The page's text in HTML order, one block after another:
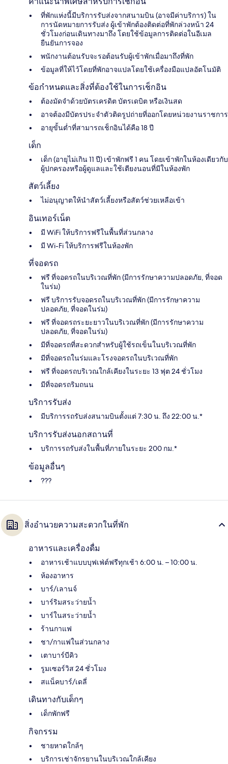
ที่พักแห่งนี้มีบริการรับส่งจากสนามบิน (อาจมีค่าบริการ) ใน
การนัดหมายการรับส่ง ผู้เข้าพักต้องติดต่อที่พักล่วงหน้า 24
ชั่วโมงก่อนเดินทางมาถึง โดยใช้ข้อมูลการติดต่อในอีเมล
ยืนยันการจอง
พนักงานต้อนรับจะรอต้อนรับผู้เข้าพักเมื่อมาถึงที่พัก
ข้อมูลที่ให้ไว้โดยที่พักอาจแปลโดยใช้เครื่องมือแปลอัตโนมัติ
ข้อกำหนดและสิ่งที่ต้องใช้ในการเช็กอิน
ต้องมัดจำด้วยบัตรเครดิต บัตรเดบิต หรือเงินสด
อาจต้องมีบัตรประจำตัวติดรูปถ่ายที่ออกโดยหน่วยงานราชการ
อายุขั้นต่ำที่สามารถเช็กอินได้คือ 18 ปี
เด็ก
เด็ก (อายุไม่เกิน 11 ปี) เข้าพักฟรี 1 คน โดยเข้าพักในห้องเดียวกับ
ผู้ปกครองหรือผู้ดูแลและใช้เตียงนอนที่มีในห้องพัก
สัตว์เลี้ยง
ไม่อนุญาตให้นำสัตว์เลี้ยงหรือสัตว์ช่วยเหลือเข้า
อินเทอร์เน็ต
มี WiFi ให้บริการฟรีในพื้นที่ส่วนกลาง
มี Wi-Fi ให้บริการฟรีในห้องพัก
ที่จอดรถ
ฟรี ที่จอดรถในบริเวณที่พัก (มีการรักษาความปลอดภัย, ที่จอด
ในร่ม)
ฟรี บริการรับจอดรถในบริเวณที่พัก (มีการรักษาความ
ปลอดภัย, ที่จอดในร่ม)
ฟรี ที่จอดรถระยะยาวในบริเวณที่พัก (มีการรักษาความ
ปลอดภัย, ที่จอดในร่ม)
มีที่จอดรถที่สะดวกสำหรับผู้ใช้รถเข็นในบริเวณที่พัก
มีที่จอดรถในร่มและโรงจอดรถในบริเวณที่พัก
ฟรี ที่จอดรถบริเวณใกล้เคียงในระยะ 13 ฟุต 24 ชั่วโมง
มีที่จอดรถริมถนน
บริการรับส่ง
มีบริการรถรับส่งสนามบินตั้งแต่ 7:30 น. ถึง 22:00 น.*
บริการรับส่งนอกสถานที่
บริการรถรับส่งในพื้นที่ภายในระยะ 200 กม.*
ข้อมูลอื่นๆ
???
สิ่งอำนวยความสะดวกในที่พัก
อาหารและเครื่องดื่ม
อาหารเช้าแบบบุฟเฟ่ต์ฟรีทุกเช้า 6:00 น. – 10:00 น.
ห้องอาหาร
บาร์/เลานจ์
บาร์ริมสระว่ายน้ำ
บาร์ในสระว่ายน้ำ
ร้านกาแฟ
ชา/กาแฟในส่วนกลาง
เตาบาร์บีคิว
รูมเซอร์วิส 24 ชั่วโมง
สแน็คบาร์/เดลี่
เดินทางกับเด็กๆ
เด็กพักฟรี
กิจกรรม
ชายหาดใกล้ๆ
บริการเช่าจักรยานในบริเวณใกล้เคียง